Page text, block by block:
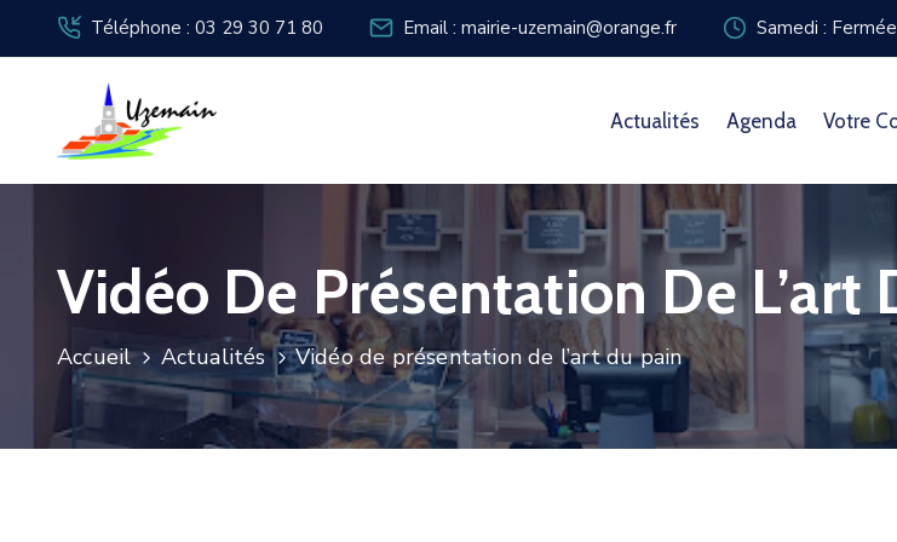
Téléphone : 03 29 30 71 80 Email : mairie-uzemain@orange.fr Samedi : Fermée
Actualités Agenda Votre
Vidéo De Présentation De L’art
Accueil Actualités Vidéo de présentation de l’art du pain